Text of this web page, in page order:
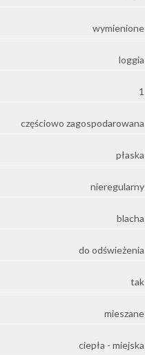
wymienione
loggia
1
częściowo zagospodarowana
płaska
nieregularny
blacha
do odświeżenia
tak
mieszane
ciepła - miejska